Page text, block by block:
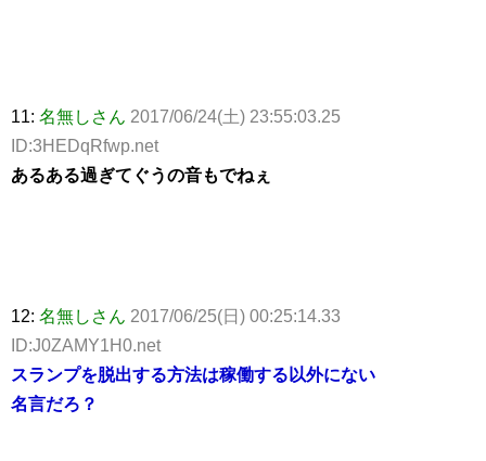
11: 名無しさん 2017/06/24(土) 23:55:03.25
ID:3HEDqRfwp.net
あるある過ぎてぐうの音もでねぇ
12: 名無しさん 2017/06/25(日) 00:25:14.33
ID:J0ZAMY1H0.net
スランプを脱出する方法は稼働する以外にない
名言だろ？